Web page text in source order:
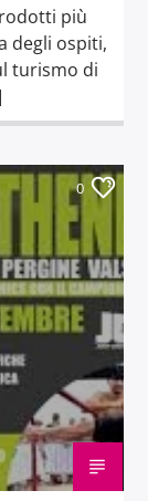
più
degli ospiti,
turismo di
0